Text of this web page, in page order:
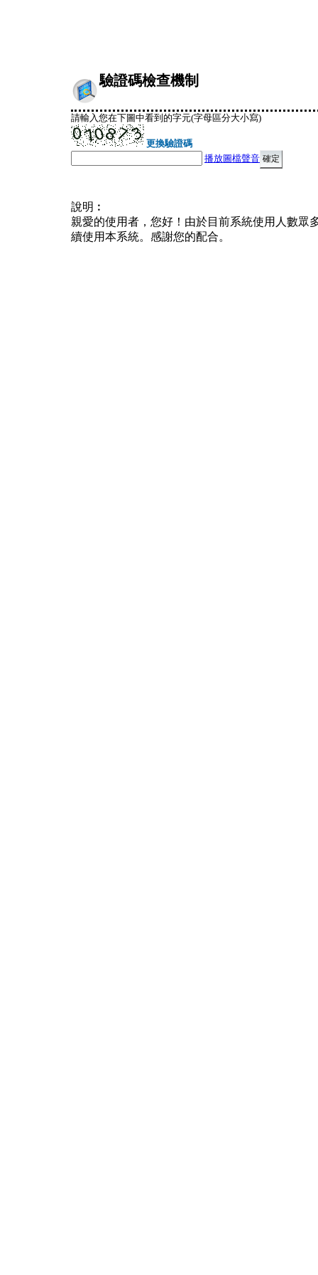
驗證碼檢查機制
請輸入您在下圖中看到的字元(字母區分大小寫)
更換驗證碼
播放圖檔聲音
說明︰
親愛的使用者，您好！由於目前系統使用人數眾
續使用本系統。感謝您的配合。